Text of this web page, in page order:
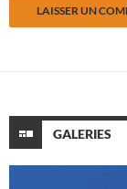
GALERIES